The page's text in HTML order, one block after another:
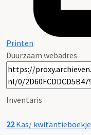
Printen
Duurzaam webadres
Inventaris
22Kas/ kwitantieboekje